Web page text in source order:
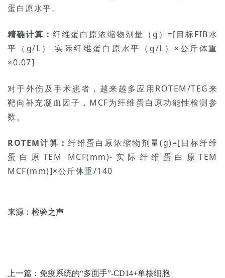
蛋白原水平。
精确计算：纤维蛋白原浓缩物剂量（g）=[目标FIB水
平（g/L）-实际纤维蛋白原水平（g/L）×公斤体重
×0.07]
对于外伤及手术患者，越来越多应用ROTEM/TEG来
靶向补充凝血因子， MCF为纤维蛋白原功能性检测参
数。
ROTEM计算：纤维蛋白原浓缩物剂量(g)=[目标纤维
蛋白原TEM MCF(mm)-实际纤维蛋白原TEM
MCF(mm)]×公斤体重/140
来源：检验之声
上一篇： 免疫系统的“多面手”-CD14+单核细胞